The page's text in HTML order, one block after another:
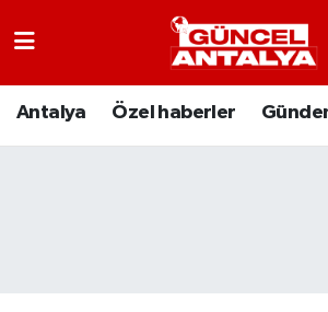
Antalya Özel haberler
Antalya
Nöbetçi Eczaneler